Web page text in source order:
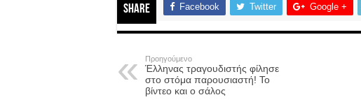
Share Facebook Twitter Google +
Προηγούμενο
Έλληνας τραγουδιστής φίλησε
στο στόμα παρουσιαστή! Το
βίντεο και ο σάλος